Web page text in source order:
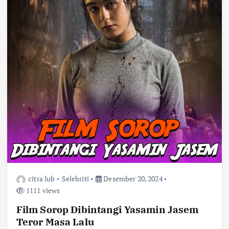
citra lub Selebriti
Desember 20, 2024
1111 views
Film Sorop Dibintangi Yasamin Jasem
Teror Masa Lalu